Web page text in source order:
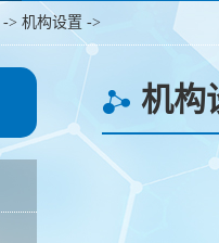
-> 机构设置 ->
机构